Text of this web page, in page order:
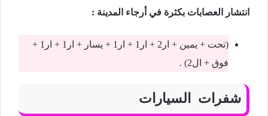
انتشار العصابات بكثرة في أرجاء المدينة :
(تحت + يمين + ار2 + ار1 + ار1 + يسار + ار1 + ار1 +
فوق + ال2) .
شفرات السيارات